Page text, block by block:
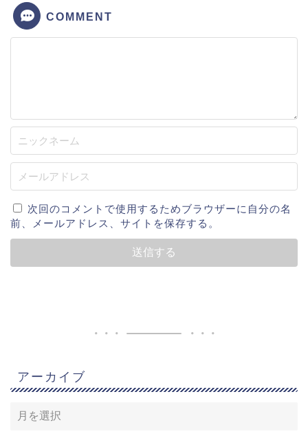
COMMENT
次回のコメントで使用するためブラウザーに自分の名
前、メールアドレス、サイトを保存する。
アーカイブ